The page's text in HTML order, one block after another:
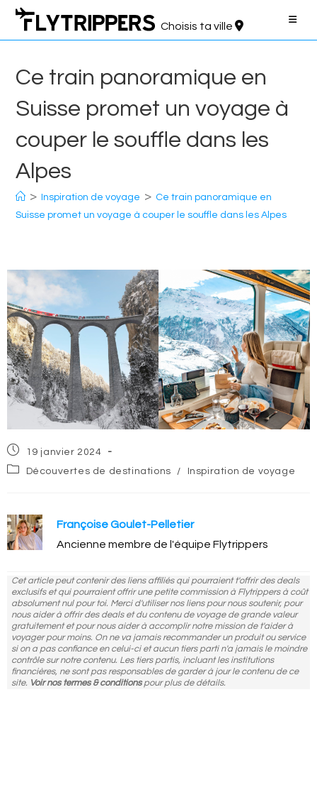
Aller
contenu
Choisis ta ville
Ce train panoramique en
Suisse promet un voyage à
couper le souffle dans les
Alpes
> Inspiration de voyage > Ce train panoramique en
Suisse promet un voyage à couper le souffle dans les Alpes
Post
published:
19 janvier 2024
PostDécouvertes de destinations / Inspiration de voyage
Françoise Goulet-Pelletier
Ancienne membre de l'équipe Flytrippers
Cet article peut contenir des liens affiliés qui pourraient t'offrir des deals
exclusifs et qui pourraient offrir une petite commission à Flytrippers à coût
absolument nul pour toi. Merci d'utiliser nos liens pour nous soutenir, pour
nous aider à offrir des deals et du contenu de voyage de grande valeur
gratuitement et pour nous aider à accomplir notre mission de t'aider à
voyager pour moins. On ne va jamais recommander un produit ou service
si on a pas confiance en celui-ci et aucun tiers parti n'a jamais le moindre
contrôle sur notre contenu. Les tiers partis, incluant les institutions
financières, ne sont pas responsables de garder à jour le contenu de ce
site. Voir nos termes & conditionspour plus de détails.